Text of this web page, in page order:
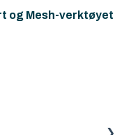
og Mesh-verktøyet